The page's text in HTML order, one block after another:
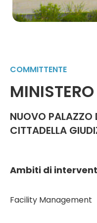
COMMITTENTE
NUOVO PALAZZO
CITTADELLA
Ambiti di
Facility Management